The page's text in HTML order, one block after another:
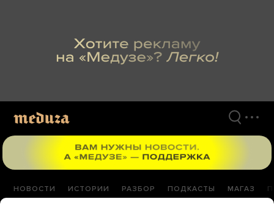
НОВОСТИ ИСТОРИИ РАЗБОР ПОДКАСТЫ МАГАЗ